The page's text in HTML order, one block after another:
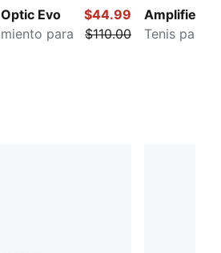
Evo
para
$44.99
$110.00
Amplifier
Tenis para